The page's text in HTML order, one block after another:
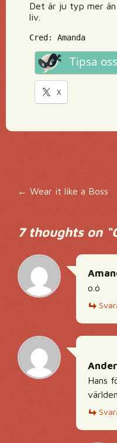
Det är ju typ mer än
liv.
Cred: Amanda
Tipsa
X
←Wear it like a Boss
7 thoughts on “
o.ó
Hans